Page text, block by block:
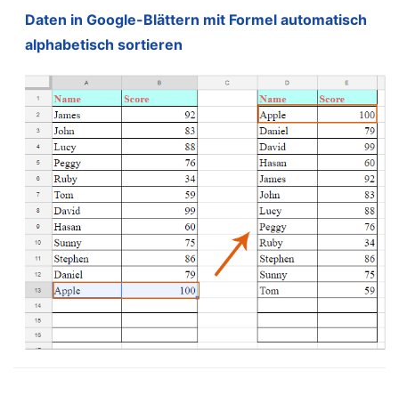
Daten in Google-Blättern mit Formel automatisch
alphabetisch sortieren